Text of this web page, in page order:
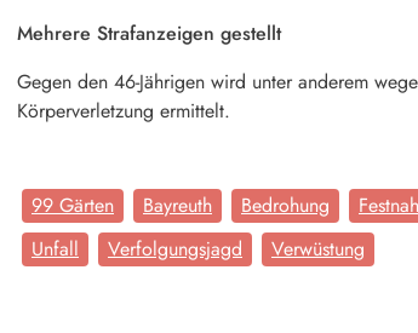
Mehrere Strafanzeigen gestellt
Gegen den 46-Jährigen wird unter anderem
Körperverletzung ermittelt.
99 Gärten Bayreuth Bedrohung
Unfall
Verfolgungsjagd Verwüstung